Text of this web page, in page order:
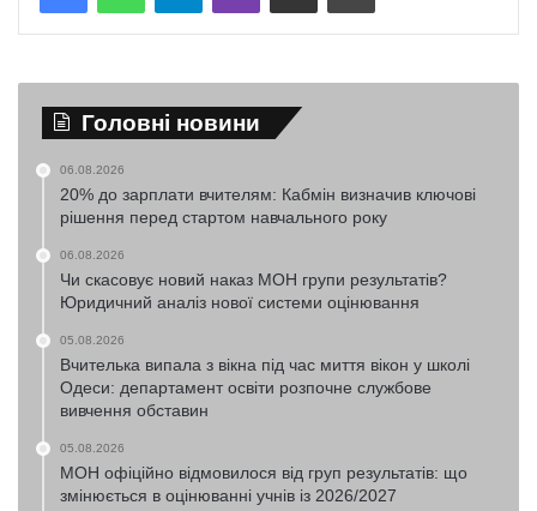
Головні новини
06.08.2026
20% до зарплати вчителям: Кабмін визначив ключові
рішення перед стартом навчального року
06.08.2026
Чи скасовує новий наказ МОН групи результатів?
Юридичний аналіз нової системи оцінювання
05.08.2026
Вчителька випала з вікна під час миття вікон у школі
Одеси: департамент освіти розпочне службове
вивчення обставин
05.08.2026
МОН офіційно відмовилося від груп результатів: що
змінюється в оцінюванні учнів із 2026/2027